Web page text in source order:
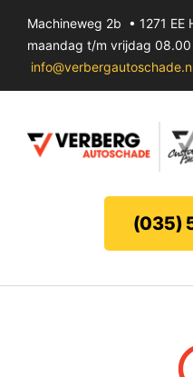
naar
inhoud
Machineweg 2b • 1271
maandag t/m vrijdag
Bumperherstel(035)